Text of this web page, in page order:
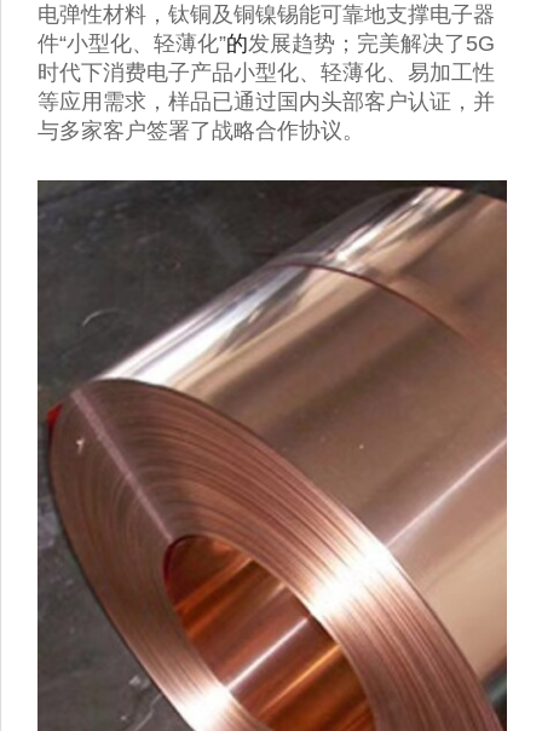
电弹性材料，钛铜及铜镍锡能可靠地支撑电子器
件“小型化、轻薄化”的发展趋势；完美解决了5G
时代下消费电子产品小型化、轻薄化、易加工性
等应用需求，样品已通过国内头部客户认证，并
与多家客户签署了战略合作协议。